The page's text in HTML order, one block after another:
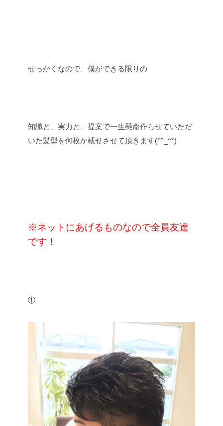
せっかくなので、僕ができる限りの
知識と、実力と、提案で一生懸命作らせていただ
いた髪型を何枚か載せさせて頂きます(*^_^*)
※ネットにあげるものなので全員友達
です！
①